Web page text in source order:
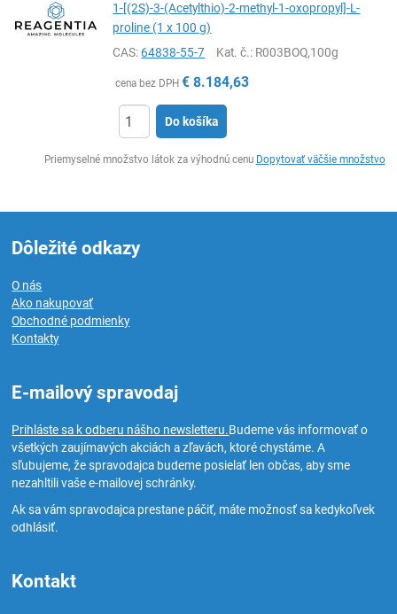
1-[(2S)-3-(Acetylthio)-2-methyl-1-oxopropyl]-L-
proline (1 x 100 g)
CAS:64838-55-7 Kat. č.: R003BOQ,100g
cena bez DPH € 8.184,63
Do košíka
Priemyselné množstvo látok za výhodnú cenu Dopytovať väčšie množstvo
Dôležité odkazy
O nás
Ako nakupovať
Obchodné podmienky
Kontakty
E-mailový spravodaj
Prihláste sa k odberu nášho newsletteru.Budeme vás informovať o
všetkých zaujímavých akciách a zľavách, ktoré chystáme. A
sľubujeme, že spravodajca budeme posielať len občas, aby sme
nezahltili vaše e-mailovej schránky.
Ak sa vám spravodajca prestane páčiť, máte možnosť sa kedykoľvek
odhlásiť.
Kontakt